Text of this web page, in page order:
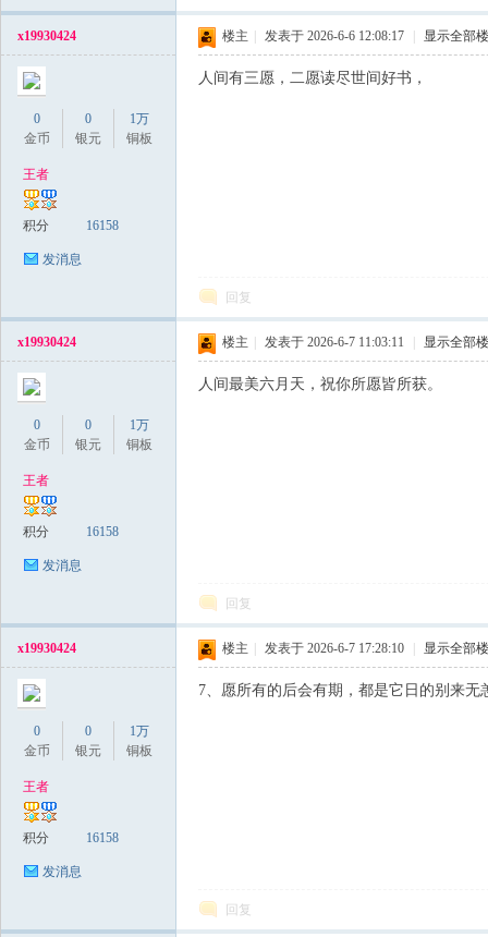
x19930424
0
金币
0
银元
1万
铜板
王者
积分 16158
发消息
楼主 发表于 2026-6-6 12:08:17 显示全部
人间有三愿，二愿读尽世间好书，
回复
x19930424
0
金币
0
银元
1万
铜板
王者
积分 16158
发消息
楼主 发表于 2026-6-7 11:03:11 显示全部
人间最美六月天，祝你所愿皆所获。
回复
x19930424
0
金币
0
银元
1万
铜板
王者
积分 16158
发消息
楼主 发表于 2026-6-7 17:28:10 显示全部
7、愿所有的后会有期，都是它日的别来无
回复